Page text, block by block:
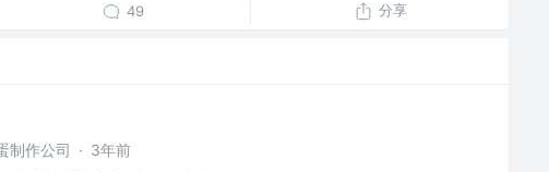
49 分享
制作公司 · 3年前